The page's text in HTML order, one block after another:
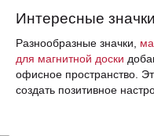
Интересные
Разнообразные значки,
для магнитной доски
офисное пространство.
создать позитивное